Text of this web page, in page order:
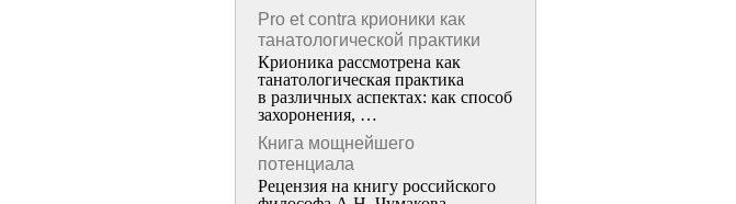
Pro et contra крионики как
танатологической практики
Крионика рассмотрена как
танатологическая практика
в различных аспектах: как способ
захоронения, …
Книга мощнейшего
потенциала
Рецензия на книгу российского